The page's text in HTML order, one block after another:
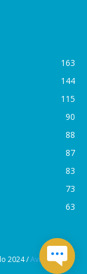
163
144
115
90
88
87
83
73
63
2024 /Aviso de